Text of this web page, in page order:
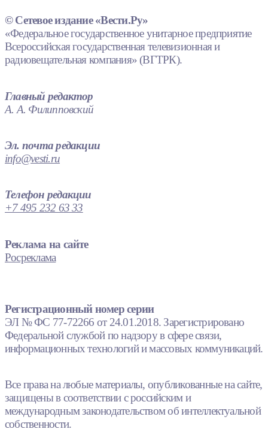
© Сетевое издание «Вести.Ру»
«Федеральное государственное унитарное предприятие
Всероссийская государственная телевизионная и
радиовещательная компания» (ВГТРК).
Главный редактор
А. А. Филипповский
Эл. почта редакции
info@vesti.ru
Телефон редакции
+7 495 232 63 33
Реклама на сайте
Росреклама
Регистрационный номер серии
ЭЛ № ФС 77-72266 от 24.01.2018. Зарегистрировано
Федеральной службой по надзору в сфере связи,
информационных технологий и массовых коммуникаций.
Все права на любые материалы, опубликованные на сайте,
защищены в соответствии с российским и
международным законодательством об интеллектуальной
собственности.